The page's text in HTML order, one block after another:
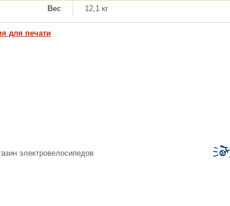
Вес
12,1 кг
для печати
электровелосипедов